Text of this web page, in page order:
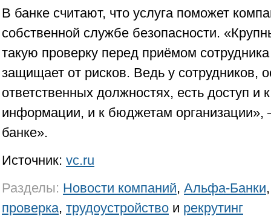
В банке считают, что услуга поможет
собственной службе безопасности.
такую проверку перед приёмом
защищает от рисков. Ведь у сотрудников,
ответственных должностях, есть доступ и
информации, и к бюджетам
банке».
Источник: vc.ru
Разделы: Новости компаний, Альфа-Банки
проверка, трудоустройство и рекрутинг